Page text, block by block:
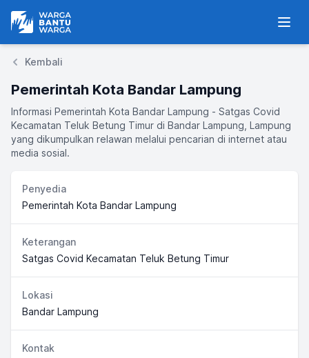
Warga Bantu Warga
Kembali
Pemerintah Kota Bandar Lampung
Informasi Pemerintah Kota Bandar Lampung - Satgas Covid
Kecamatan Teluk Betung Timur di Bandar Lampung, Lampung
yang dikumpulkan relawan melalui pencarian di internet atau
media sosial.
Penyedia
Pemerintah Kota Bandar Lampung
Keterangan
Satgas Covid Kecamatan Teluk Betung Timur
Lokasi
Bandar Lampung
Kontak